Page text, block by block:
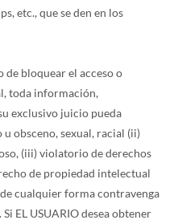
etc., que se den en los
de bloquear el acceso o
toda información,
exclusivo juicio pueda
obsceno, sexual, racial (ii)
(iii) violatorio de derechos
de propiedad intelectual
cualquier forma contravenga
EL USUARIO desea obtener